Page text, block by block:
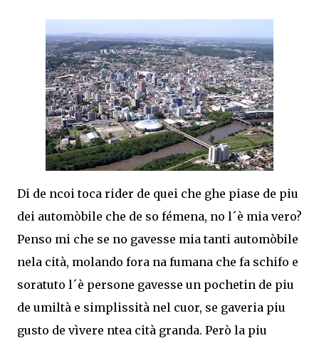
Di de ncoi toca rider de quei che ghe piase de piu
dei automòbile che de so fémena, no l´è mia vero?
Penso mi che se no gavesse mia tanti automòbile
nela cità, molando fora na fumana che fa schifo e
soratuto l´è persone gavesse un pochetin de piu
de umiltà e simplissità nel cuor, se gaveria piu
gusto de vìvere ntea cità granda. Però la piu